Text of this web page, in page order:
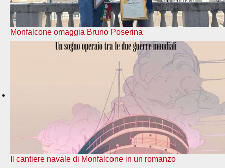
Monfalcone omaggia Bruno Poserina
Il cantiere navale di Monfalcone in un romanzo